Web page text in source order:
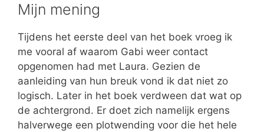
Mijn mening
Tijdens het eerste deel van het boek vroeg ik
me vooral af waarom Gabi weer contact
opgenomen had met Laura. Gezien de
aanleiding van hun breuk vond ik dat niet zo
logisch. Later in het boek verdween dat wat op
de achtergrond. Er doet zich namelijk ergens
halverwege een plotwending voor die het hele